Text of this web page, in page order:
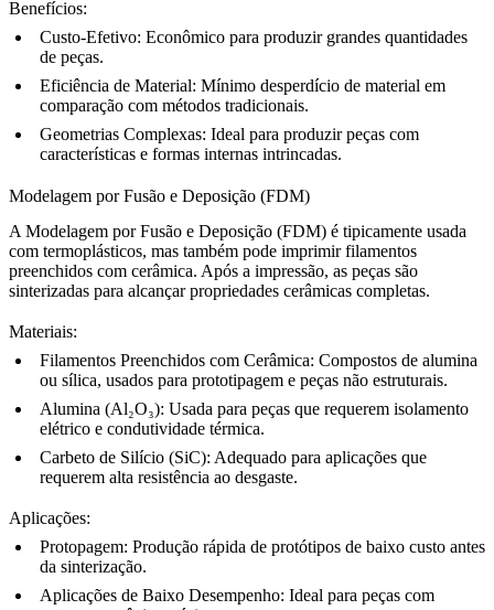
Benefícios:
Custo-Efetivo: Econômico para produzir grandes quantidades
de peças.
Eficiência de Material: Mínimo desperdício de material em
comparação com métodos tradicionais.
Geometrias Complexas: Ideal para produzir peças com
características e formas internas intrincadas.
Modelagem por Fusão e Deposição (FDM)
A Modelagem por Fusão e Deposição (FDM) é tipicamente usada
com termoplásticos, mas também pode imprimir filamentos
preenchidos com cerâmica. Após a impressão, as peças são
sinterizadas para alcançar propriedades cerâmicas completas.
Materiais:
Filamentos Preenchidos com Cerâmica: Compostos de alumina
ou sílica, usados para prototipagem e peças não estruturais.
Alumina (Al₂O₃): Usada para peças que requerem isolamento
elétrico e condutividade térmica.
Carbeto de Silício (SiC): Adequado para aplicações que
requerem alta resistência ao desgaste.
Aplicações:
Protopagem: Produção rápida de protótipos de baixo custo antes
da sinterização.
Aplicações de Baixo Desempenho: Ideal para peças com